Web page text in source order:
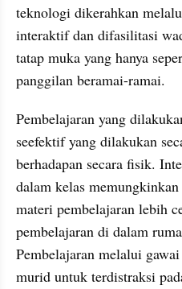
teknologi dikerahkan
interaktif dan difasilitasi
tatap muka yang hanya
panggilan beramai-ramai.
Pembelajaran yang
seefektif yang dilakukan
berhadapan secara fisik.
dalam kelas
materi pembelajaran lebih
pembelajaran di dalam
Pembelajaran melalui
murid untuk terdistraksi